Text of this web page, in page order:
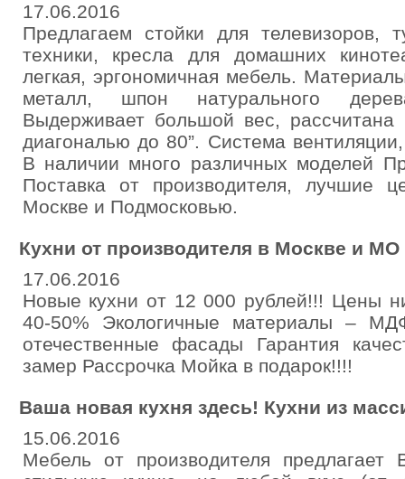
17.06.2016
Предлагаем стойки для
техники, кресла для домашних
легкая, эргономичная мебель.
металл, шпон натурального
Выдерживает большой вес, рассчитана
диагональю до 80”. Система
В наличии много различных моделей
Поставка от производителя, лучшие
Москве и Подмосковью.
Кухни от производителя в Москве и МО
17.06.2016
Новые кухни от 12 000 рублей!!! Цены
40-50% Экологичные материалы –
отечественные фасады Гарантия
замер Рассрочка Мойка в подарок!!!!
Ваша новая кухня здесь! Кухни из
15.06.2016
Мебель от производителя предлагает